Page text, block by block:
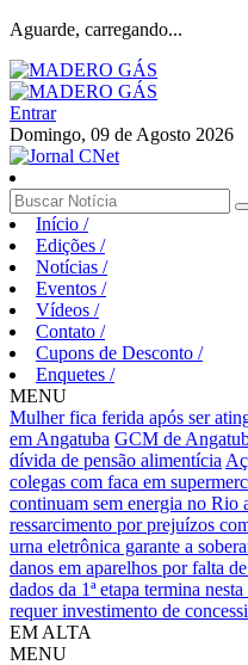
Aguarde, carregando...
Entrar
Domingo, 09 de Agosto 2026
Início /
Edições /
Notícias /
Eventos /
Vídeos /
Contato /
Cupons de Desconto /
Enquetes /
MENU
Mulher fica ferida após ser
em Angatuba GCM de
dívida de pensão alimentícia
colegas com faca em
continuam sem energia no Rio
ressarcimento por prejuízos
urna eletrônica garante a
danos em aparelhos por falta
dados da 1ª etapa termina nesta
requer investimento de
EM ALTA
MENU